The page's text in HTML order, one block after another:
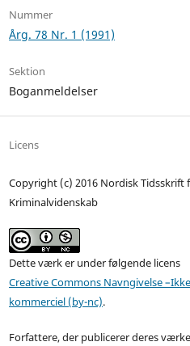
Nummer
Årg. 78 Nr. 1 (1991)
Sektion
Boganmeldelser
Licens
Copyright (c) 2016 Nordisk Tidsskrift
Kriminalvidenskab
Dette værk er under følgende licens
Creative Commons Navngivelse
kommerciel (by-nc).
Forfattere, der publicerer deres